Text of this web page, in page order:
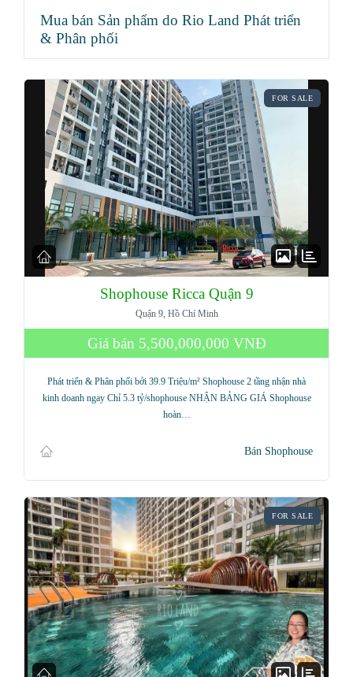
Mua bán Sản phẩm do Rio Land Phát triển
& Phân phối
FOR SALE
Shophouse Ricca Quận 9
Quận 9, Hồ Chí Minh
Giá bán 5,500,000,000 VNĐ
Phát triển & Phân phối bởi 39.9 Triệu/m² Shophouse 2 tầng nhận nhà
kinh doanh ngay Chỉ 5.3 tỷ/shophouse NHẬN BẢNG GIÁ Shophouse
hoàn…
Bán Shophouse
FOR SALE